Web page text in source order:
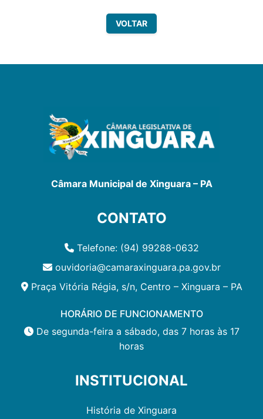
VOLTAR
Câmara Municipal de Xinguara – PA
CONTATO
Telefone: (94) 99288-0632
ouvidoria@camaraxinguara.pa.gov.br
Praça Vitória Régia, s/n, Centro – Xinguara – PA
HORÁRIO DE FUNCIONAMENTO
De segunda-feira a sábado, das 7 horas às 17
horas
INSTITUCIONAL
História de Xinguara